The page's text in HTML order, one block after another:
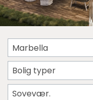
Marbella
Bolig typer
Sovevær.